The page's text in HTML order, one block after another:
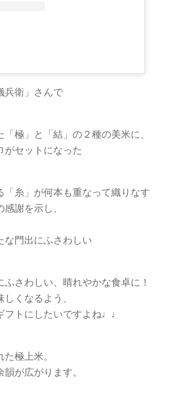
兵衛」さんで
極」と「結」の２種の美米に、
がセットになった
「糸」が何本も重なって織りなす
謝を示し、
な門出にふさわしい
さわしい、晴れやかな食卓に！
くなるよう、
フトにしたいですよね♩♩
極上米。
が広がります。